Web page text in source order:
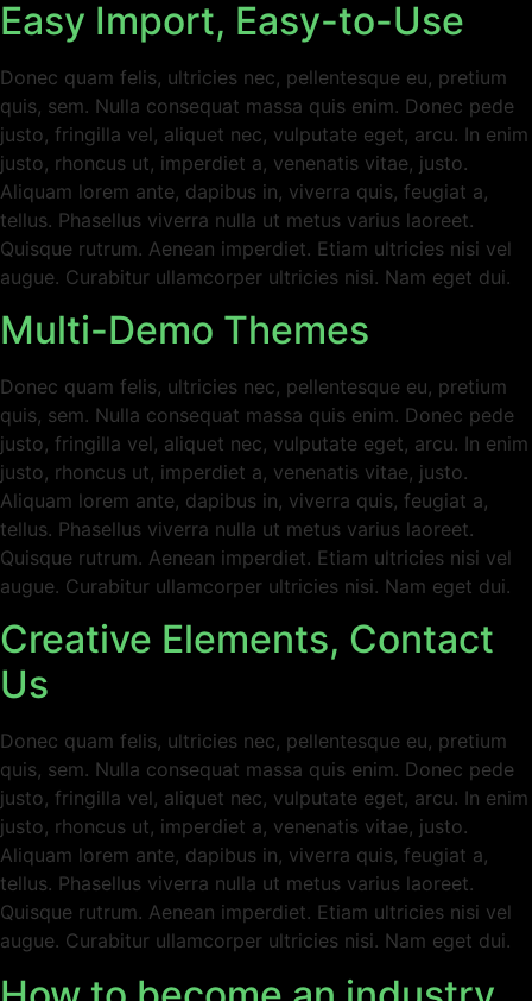
Easy Import, Easy-to-Use
Donec quam felis, ultricies nec, pellentesque eu, pretium
quis, sem. Nulla consequat massa quis enim. Donec pede
justo, fringilla vel, aliquet nec, vulputate eget, arcu. In enim
justo, rhoncus ut, imperdiet a, venenatis vitae, justo.
Aliquam lorem ante, dapibus in, viverra quis, feugiat a,
tellus. Phasellus viverra nulla ut metus varius laoreet.
Quisque rutrum. Aenean imperdiet. Etiam ultricies nisi vel
augue. Curabitur ullamcorper ultricies nisi. Nam eget dui.
Multi-Demo Themes
Donec quam felis, ultricies nec, pellentesque eu, pretium
quis, sem. Nulla consequat massa quis enim. Donec pede
justo, fringilla vel, aliquet nec, vulputate eget, arcu. In enim
justo, rhoncus ut, imperdiet a, venenatis vitae, justo.
Aliquam lorem ante, dapibus in, viverra quis, feugiat a,
tellus. Phasellus viverra nulla ut metus varius laoreet.
Quisque rutrum. Aenean imperdiet. Etiam ultricies nisi vel
augue. Curabitur ullamcorper ultricies nisi. Nam eget dui.
Creative Elements, Contact
Us
Donec quam felis, ultricies nec, pellentesque eu, pretium
quis, sem. Nulla consequat massa quis enim. Donec pede
justo, fringilla vel, aliquet nec, vulputate eget, arcu. In enim
justo, rhoncus ut, imperdiet a, venenatis vitae, justo.
Aliquam lorem ante, dapibus in, viverra quis, feugiat a,
tellus. Phasellus viverra nulla ut metus varius laoreet.
Quisque rutrum. Aenean imperdiet. Etiam ultricies nisi vel
augue. Curabitur ullamcorper ultricies nisi. Nam eget dui.